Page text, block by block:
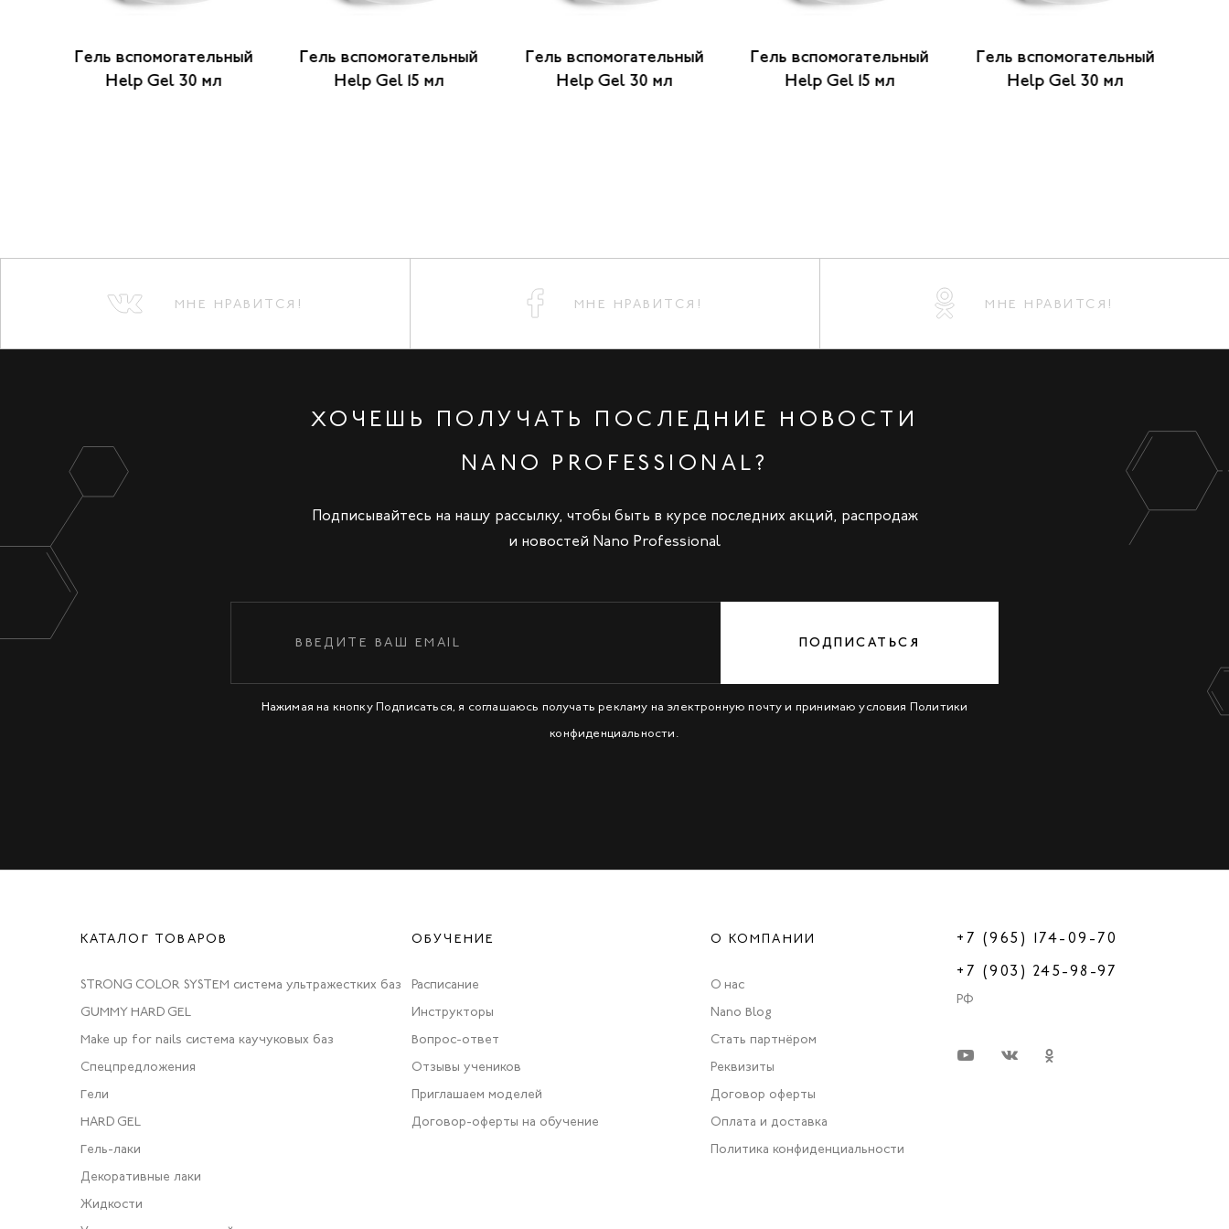
Гель вспомогательный
Help Gel 30 мл
Гель вспомогательный
Help Gel 15 мл
Гель вспомогательный
Help Gel 30 мл
Гель вспомогательный
Help Gel 15 мл
Гель вспомогательный
Help Gel 30 мл
МНЕ НРАВИТСЯ! МНЕ НРАВИТСЯ! МНЕ НРАВИТСЯ!
ХОЧЕШЬ ПОЛУЧАТЬ ПОСЛЕДНИЕ НОВОСТИ
NANO PROFESSIONAL?
Подписывайтесь на нашу рассылку, чтобы быть в курсе последних акций, распродаж
и новостей Nano Professional
ПОДПИСАТЬСЯ
Нажимая на кнопку Подписаться, я соглашаюсь получать рекламу на электронную почту и принимаю условия Политики
конфиденциальности.
КАТАЛОГ ТОВАРОВ
STRONG COLOR SYSTEM система ультражестких баз
GUMMY HARD GEL
Make up for nails система каучуковых баз
Спецпредложения
Гели
HARD GEL
Гель-лаки
Декоративные лаки
Жидкости
ОБУЧЕНИЕ
Расписание
Инструкторы
Вопрос-ответ
Отзывы учеников
Приглашаем моделей
Договор-оферты на обучение
О КОМПАНИИ
О нас
Nano Blog
Стать партнёром
Реквизиты
Договор оферты
Оплата и доставка
Политика конфиденциальности
+7 (965) 174-09-70
+7 (903) 245-98-97
РФ